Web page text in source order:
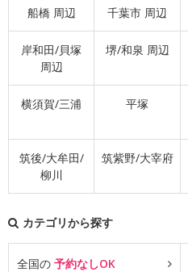
船橋 周辺 千葉市 周辺
岸和田/貝塚
周辺
堺/和泉 周辺
横須賀/三浦 平塚
筑後/大牟田/
柳川
筑紫野/大宰府
カテゴリから探す
全国の 予約なしOK